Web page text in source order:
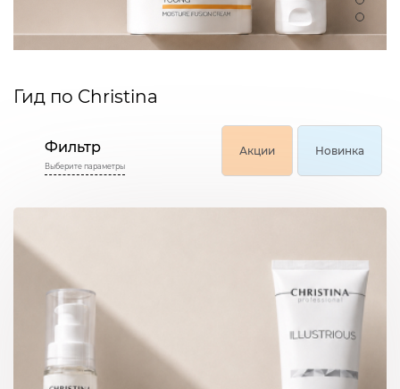
Гид по Christina
Фильтр
Выберите параметры
Акции Новинка